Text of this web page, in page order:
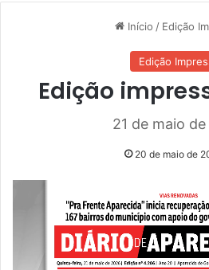
Início / Edição
Edição
Edição
21 de maio
20 de maio de